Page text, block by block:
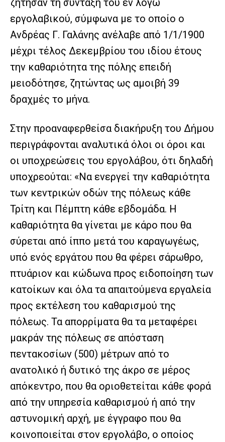
ζήτησαν τη σύνταξη του εν λόγω
εργολαβικού, σύμφωνα με το οποίο ο
Ανδρέας Γ. Γαλάνης ανέλαβε από 1/1/1900
μέχρι τέλος Δεκεμβρίου του ιδίου έτους
την καθαριότητα της πόλης επειδή
μειοδότησε, ζητώντας ως αμοιβή 39
δραχμές το μήνα.
Στην προαναφερθείσα διακήρυξη του Δήμου
περιγράφονται αναλυτικά όλοι οι όροι και
οι υποχρεώσεις του εργολάβου, ότι δηλαδή
υποχρεούται: «Να ενεργεί την καθαριότητα
των κεντρικών οδών της πόλεως κάθε
Τρίτη και Πέμπτη κάθε εβδομάδα. Η
καθαριότητα θα γίνεται με κάρο που θα
σύρεται από ίππο μετά του καραγωγέως,
υπό ενός εργάτου που θα φέρει σάρωθρο,
πτυάριον και κώδωνα προς ειδοποίηση των
κατοίκων και όλα τα απαιτούμενα εργαλεία
προς εκτέλεση του καθαρισμού της
πόλεως. Τα απορρίματα θα τα μεταφέρει
μακράν της πόλεως σε απόσταση
πεντακοσίων (500) μέτρων από το
ανατολικό ή δυτικό της άκρο σε μέρος
απόκεντρο, που θα οριοθετείται κάθε φορά
από την υπηρεσία καθαρισμού ή από την
αστυνομική αρχή, με έγγραφο που θα
κοινοποιείται στον εργολάβο, ο οποίος